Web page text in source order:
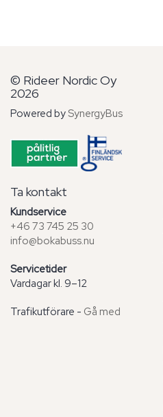
© Rideer Nordic Oy
2026
Powered by SynergyBus
Ta kontakt
Kundservice
+46 73 745 25 30
info@bokabuss.nu
Servicetider
Vardagar kl. 9–12
Trafikutförare - Gå med